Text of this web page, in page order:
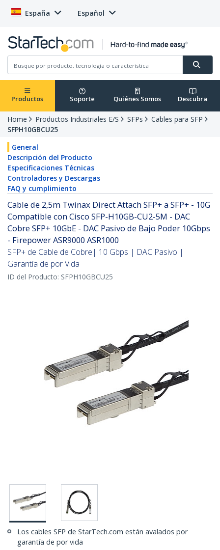
España Español
Productos Soporte Quiénes Somos Descubra
Home Productos Industriales E/S SFPs
Cables para SFP
SFPH10GBCU25
General
Descripción del Producto
Especificaciones Técnicas
Controladores y Descargas
FAQ y cumplimiento
Cable de 2,5m Twinax Direct Attach SFP+ a SFP+ - 10G
Compatible con Cisco SFP-H10GB-CU2-5M - DAC
Cobre SFP+ 10GbE - DAC Pasivo de Bajo Poder 10Gbps
- Firepower ASR9000 ASR1000
SFP+ de Cable de Cobre| 10 Gbps | DAC Pasivo |
Garantía de por Vida
ID del Producto: SFPH10GBCU25
Los cables SFP de StarTech.com están avalados por
garantía de por vida